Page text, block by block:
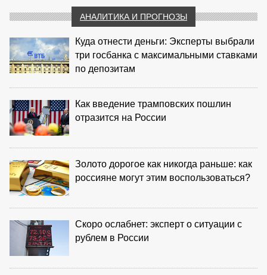
АНАЛИТИКА И ПРОГНОЗЫ
Куда отнести деньги: Эксперты выбрали
три госбанка с максимальными ставками
по депозитам
Как введение трамповских пошлин
отразится на России
Золото дорогое как никогда раньше: как
россияне могут этим воспользоваться?
Скоро ослабнет: эксперт о ситуации с
рублем в России